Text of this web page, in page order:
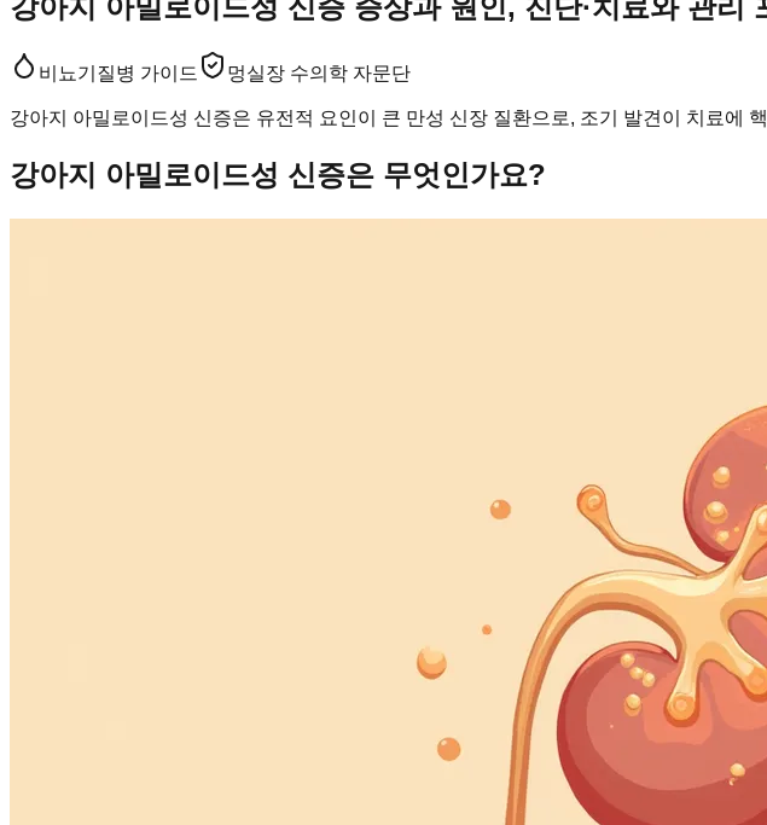
강아지 아밀로이드성 신증 증상과 원인, 진단·치료와 관리
비뇨기 질병 가이드 멍실장 수의학 자문단
강아지 아밀로이드성 신증은 유전적 요인이 큰 만성 신장 질환으로, 조기 발견이 치료에
강아지 아밀로이드성 신증은 무엇인가요?